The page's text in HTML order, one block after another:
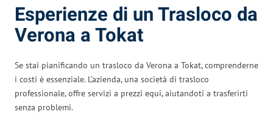
Esperienze di un Trasloco da
Verona a Tokat
Se stai pianificando un trasloco da Verona a Tokat, comprenderne
i costi è essenziale. L’azienda, una società di trasloco
professionale, offre servizi a prezzi equi, aiutandoti a trasferirti
senza problemi.